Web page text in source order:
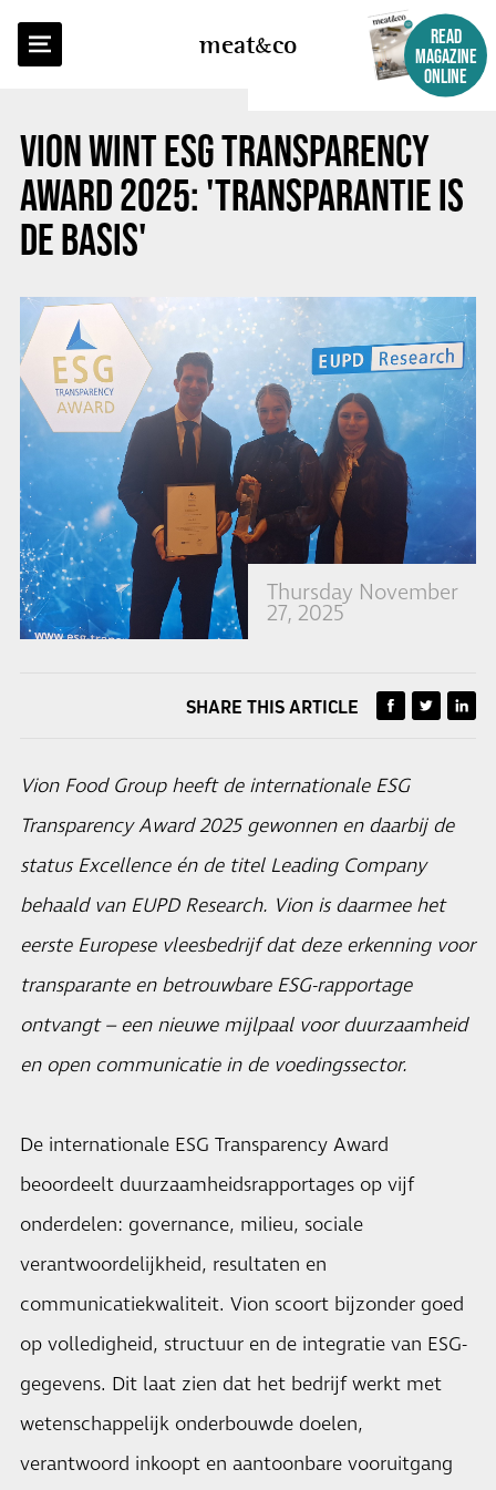
meatco
READ
MAGAZINE
ONLINE
VION WINT ESG TRANSPARENCY
AWARD 2025: 'TRANSPARANTIE IS
DE BASIS'
Thursday November
27, 2025
BACK TO OVERVIEW
SHARE THIS ARTICLE
Vion Food Group heeft de internationale ESG
Transparency Award 2025 gewonnen en daarbij de
status Excellence én de titel Leading Company
behaald van EUPD Research. Vion is daarmee het
eerste Europese vleesbedrijf dat deze erkenning voor
transparante en betrouwbare ESG-rapportage
ontvangt – een nieuwe mijlpaal voor duurzaamheid
en open communicatie in de voedingssector.
De internationale ESG Transparency Award
beoordeelt duurzaamheidsrapportages op vijf
onderdelen: governance, milieu, sociale
verantwoordelijkheid, resultaten en
communicatiekwaliteit. Vion scoort bijzonder goed
op volledigheid, structuur en de integratie van ESG-
gegevens. Dit laat zien dat het bedrijf werkt met
wetenschappelijk onderbouwde doelen,
verantwoord inkoopt en aantoonbare vooruitgang